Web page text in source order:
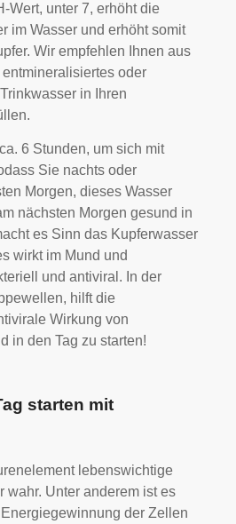
Wert, unter 7, erhöht die
im Wasser und erhöht somit
Wir empfehlen Ihnen aus
oder
in Ihren
6 Stunden, um sich mit
Sie nachts oder
Morgen, dieses Wasser
nächsten Morgen gesund in
es Sinn das Kupferwasser
wirkt im Mund und
und antiviral. In der
hilft die
Wirkung von
in den Tag zu starten!
starten mit
lebenswichtige
wahr. Unter anderem ist es
der Zellen